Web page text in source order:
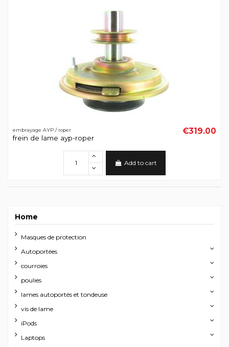
embrayage AYP / roper
frein de lame ayp-roper
€319.00
Add to cart
Home
Masques de protection
Autoportées
courroies
poulies
lames autoportés et tondeuse
vis de lame
iPods
Laptops